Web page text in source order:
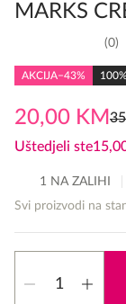
MARKS
rating
0
AKCIJA−43%
Original
price
35,00 KM.
20,00 KM
Current
price
20,00 KM.
Uštedjeli ste
1 NA ZALIHI
Svi proizvodi na
Maternity